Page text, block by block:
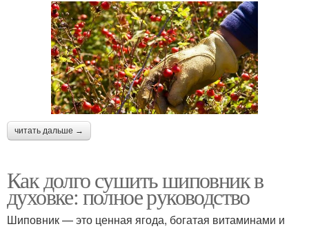
читать дальше →
Как долго сушить шиповник в
духовке: полное руководство
Шиповник — это ценная ягода, богатая витаминами и